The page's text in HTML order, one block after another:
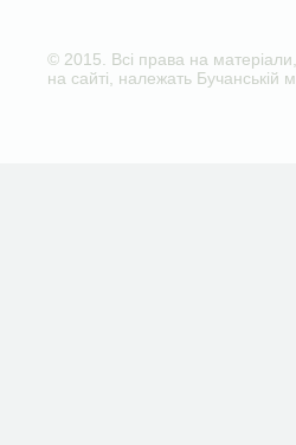
© 2015. Всі права на
на сайті, належать Бучанській